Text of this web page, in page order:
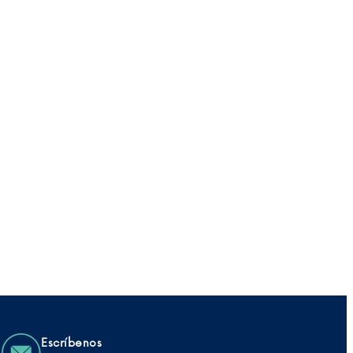
Escríbenos